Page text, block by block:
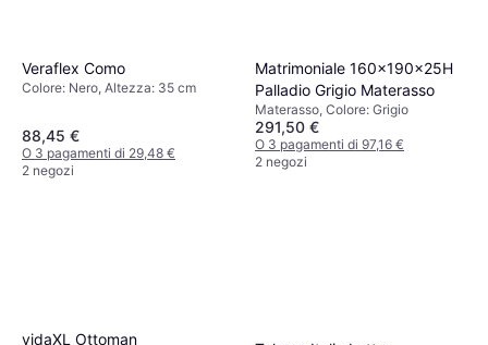
Veraflex Como
Colore: Nero, Altezza: 35 cm
88,45 €
O 3 pagamenti di 29,48 €
2 negozi
Matrimoniale 160x190x25H
Palladio Grigio Materasso
Materasso, Colore: Grigio
291,50 €
O 3 pagamenti di 97,16 €
2 negozi
vidaXL Ottoman